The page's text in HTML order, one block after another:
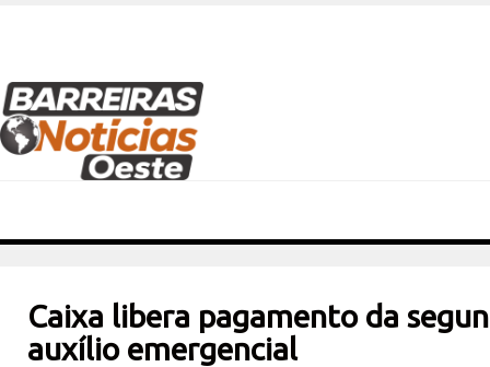
Caixa libera pagamento da
auxílio emergencial